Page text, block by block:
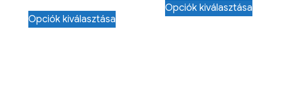
Opciók kiválasztása
Opciók kiválasztása